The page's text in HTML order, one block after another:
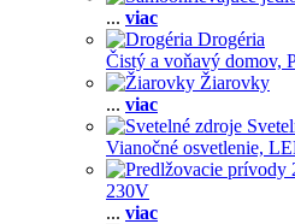
... viac
Drogéria
Čistý a voňavý domov,
Žiarovky
... viac
Vianočné osvetlenie,
230V
... viac